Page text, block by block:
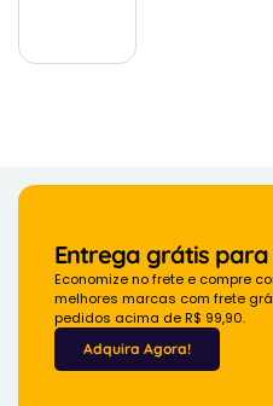
Entrega grátis
Economize no frete e compre
melhores marcas com frete
pedidos acima de R$ 99,90.
Adquira Agora!